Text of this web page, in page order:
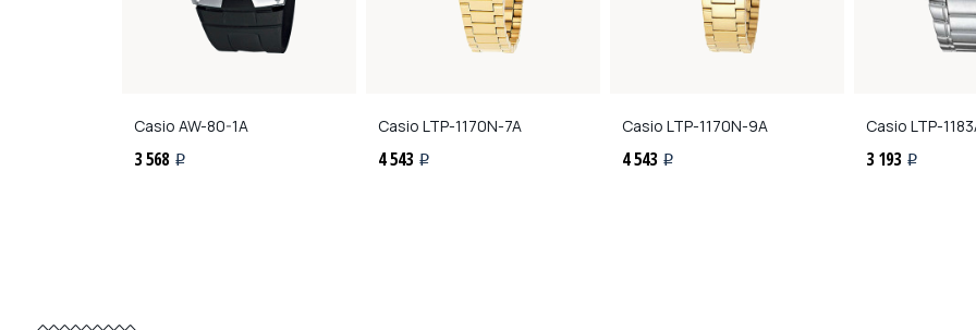
Casio AW-80-1A
3 568 i
Casio LTP-1170N-7A
4 543 i
Casio LTP-1170N-9A
4 543 i
Casio LTP-
3 193 i